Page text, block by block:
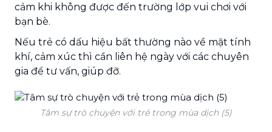
cảm khi không được đến trường lớp vui chơi với
bạn bè.
Nếu trẻ có dấu hiệu bất thường nào về mặt tính
khí, cảm xúc thì cần liên hệ ngày với các chuyên
gia để tư vấn, giúp đỡ.
Tâm sự trò chuyện với trẻ trong mùa dịch (5)